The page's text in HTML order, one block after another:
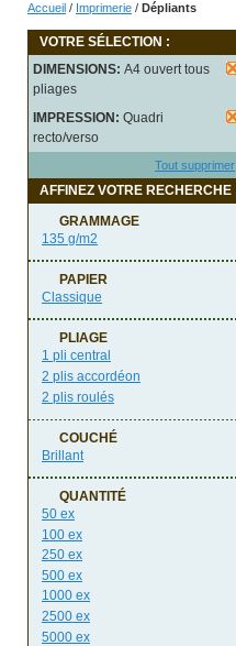
Accueil / Imprimerie / Dépliants
VOTRE SÉLECTION :
DIMENSIONS: A4 ouvert tous
pliages
IMPRESSION: Quadri
recto/verso
Tout supprimer
AFFINEZ VOTRE RECHERCHE
GRAMMAGE
135 g/m2
PAPIER
Classique
PLIAGE
1 pli central
2 plis accordéon
2 plis roulés
COUCHÉ
Brillant
QUANTITÉ
50 ex
100 ex
250 ex
500 ex
1000 ex
2500 ex
5000 ex